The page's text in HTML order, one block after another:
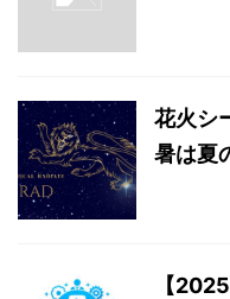
花火シ
暑は夏
【